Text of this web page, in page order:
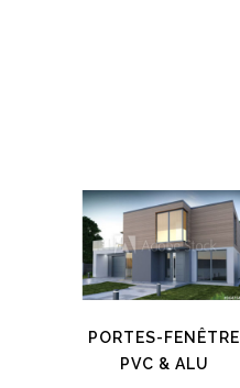
PORTES-FENÊTRE
PVC & ALU